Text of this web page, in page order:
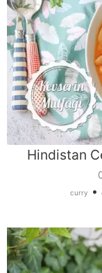
Hindistan
curry •